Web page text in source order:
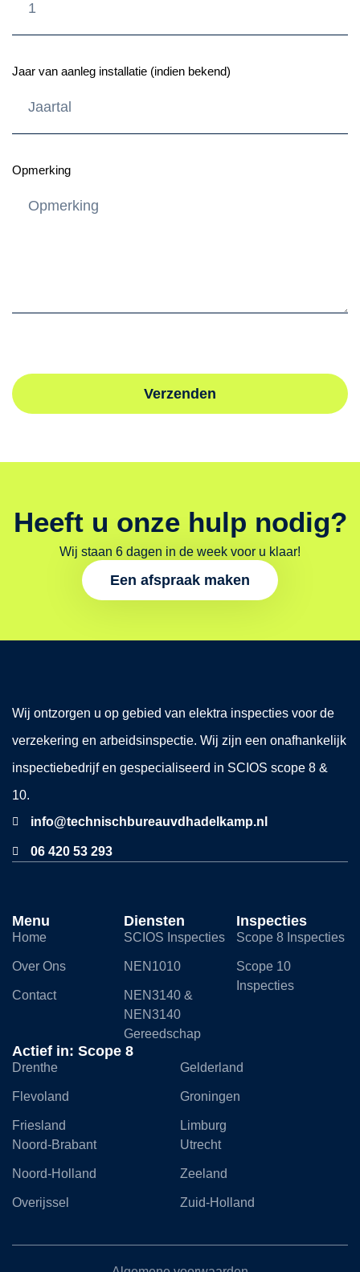
Jaar van aanleg installatie (indien bekend)
Opmerking
Verzenden
Heeft u onze hulp nodig?
Wij staan 6 dagen in de week voor u klaar!
Een afspraak maken
Wij ontzorgen u op gebied van elektra inspecties voor de
verzekering en arbeidsinspectie. Wij zijn een onafhankelijk
inspectiebedrijf en gespecialiseerd in SCIOS scope 8 &
10.
info@technischbureauvdhadelkamp.nl
06 420 53 293
Menu
Home
Over Ons
Contact
Diensten
SCIOS Inspecties
NEN1010
NEN3140 &
NEN3140
Gereedschap
Inspecties
Scope 8 Inspecties
Scope 10
Inspecties
Actief in: Scope 8
Drenthe
Flevoland
Friesland
Gelderland
Groningen
Limburg
Noord-Brabant
Noord-Holland
Overijssel
Utrecht
Zeeland
Zuid-Holland